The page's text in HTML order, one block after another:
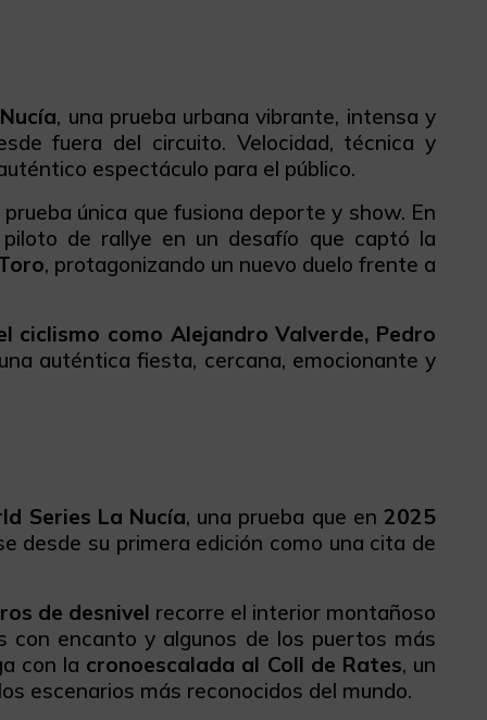
, una prueba urbana vibrante, intensa y
fuera del circuito. Velocidad, técnica y
espectáculo para el público.
prueba única que fusiona deporte y show. En
de rallye en un desafío que captó la
, protagonizando un nuevo duelo frente a
ciclismo como Alejandro Valverde, Pedro
auténtica fiesta, cercana, emocionante y
Series La Nucía, una prueba que en2025
desde su primera edición como una cita de
de desnivel recorre el interior montañoso
con encanto y algunos de los puertos más
con la cronoescalada al Coll de Rates, un
escenarios más reconocidos del mundo.